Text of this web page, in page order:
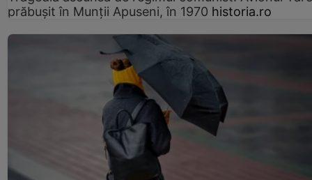
prăbușit în Munții Apuseni, în 1970 historia.ro